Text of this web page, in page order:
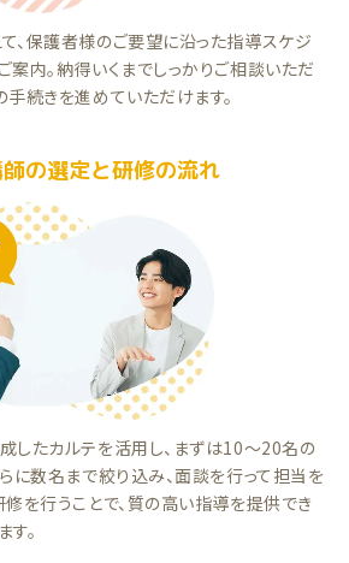
、保護者様のご要望に沿った指導スケジ
案内。納得いくまでしっかりご相談いただ
手続きを進めていただけます。
の選定と研修の流れ
したカルテを活用し、まずは10～20名の
に数名まで絞り込み、面談を行って担当を
修を行うことで、質の高い指導を提供でき
。